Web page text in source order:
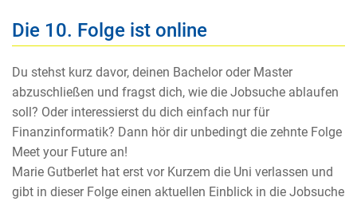
Die 10. Folge ist online
Du stehst kurz davor, deinen Bachelor oder Master
abzuschließen und fragst dich, wie die Jobsuche ablaufen
soll? Oder interessierst du dich einfach nur für
Finanzinformatik? Dann hör dir unbedingt die zehnte Folge
Meet your Future an!
Marie Gutberlet hat erst vor Kurzem die Uni verlassen und
gibt in dieser Folge einen aktuellen Einblick in die Jobsuche